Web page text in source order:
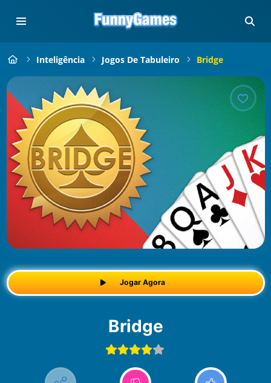
Inteligência Jogos De Tabuleiro Bridge
Jogar Agora
Bridge